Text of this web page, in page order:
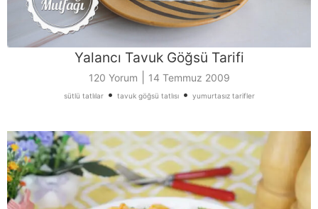
Yalancı Tavuk Göğsü Tarifi
120 Yorum 14 Temmuz 2009
sütlü tatlılar• tavuk göğsü tatlısı• yumurtasız tarifler